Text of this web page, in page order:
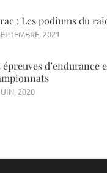
: Les podiums du
2021
épreuves d’endurance
2020